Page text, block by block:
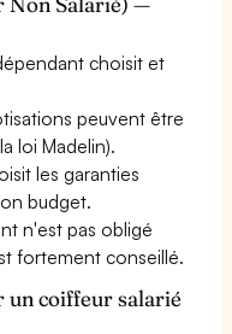
choisit et
peuvent être
loi Madelin).
les garanties
budget.
n'est pas obligé
fortement conseillé.
un coiffeur salarié